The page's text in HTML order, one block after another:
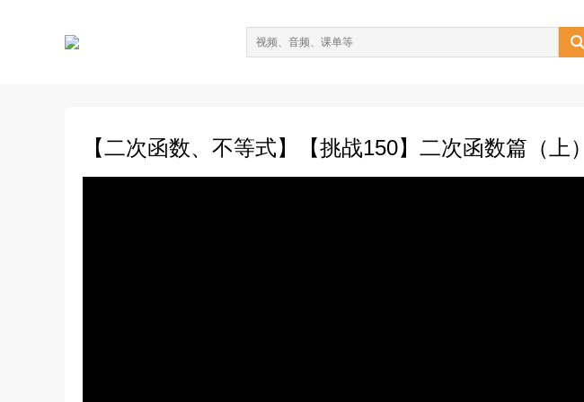

【二次函数、不等式】【挑战150】二次函数篇（上）